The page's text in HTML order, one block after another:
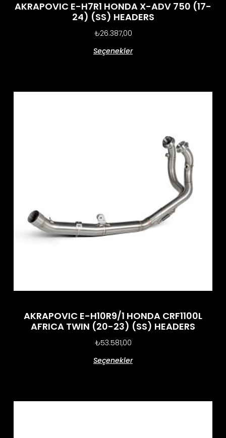
AKRAPOVIC E-H7R1 HONDA X-ADV 750 (17-
24) (SS) HEADERS
₺26.387,00
Seçenekler
AKRAPOVIC E-H10R9/1 HONDA CRF1100L
AFRICA TWIN (20-23) (SS) HEADERS
₺53.581,00
Seçenekler